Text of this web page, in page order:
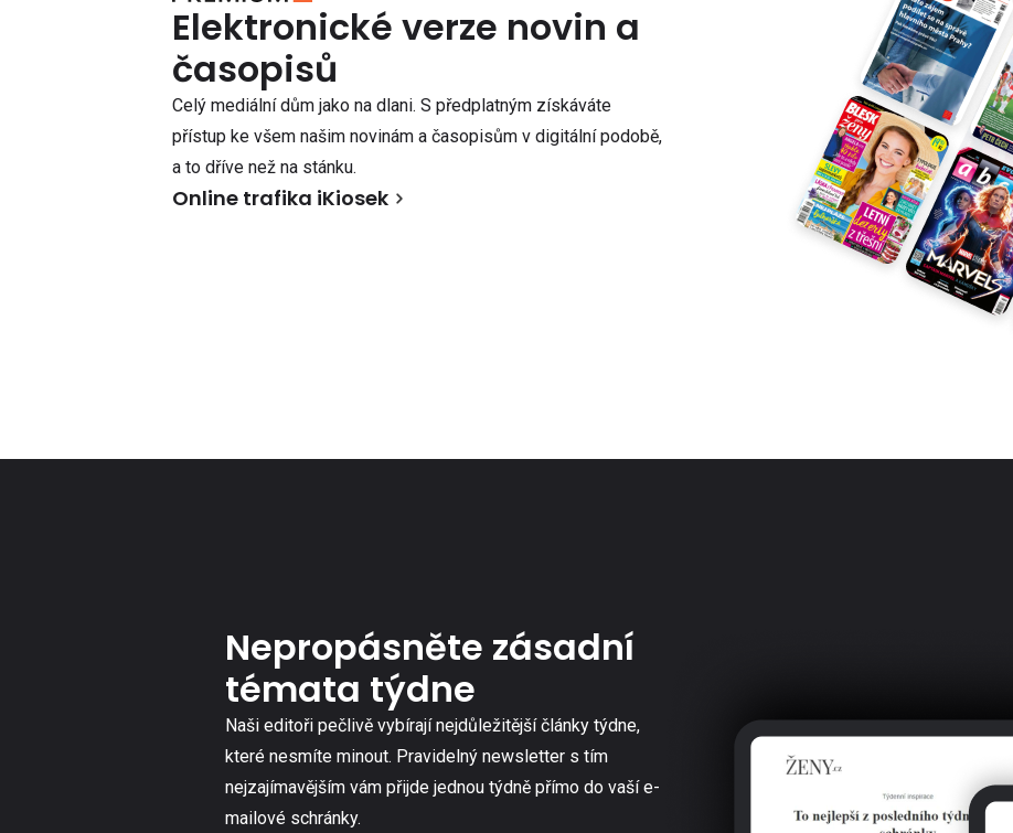
Elektronické verze novin a
časopisů
Celý mediální dům jako na dlani. S předplatným získáváte
přístup ke všem našim novinám a časopisům v digitální podobě,
a to dříve než na stánku.
Online trafika iKiosek
Nepropásněte zásadní
témata týdne
Naši editoři pečlivě vybírají nejdůležitější články týdne,
které nesmíte minout. Pravidelný newsletter s tím
nejzajímavějším vám přijde jednou týdně přímo do vaší e-
mailové schránky.